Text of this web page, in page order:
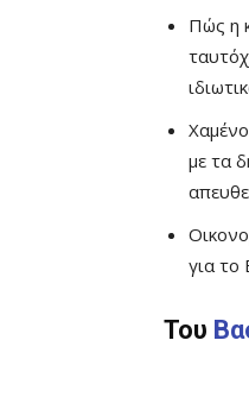
Πώς η
με τα
για το
Του